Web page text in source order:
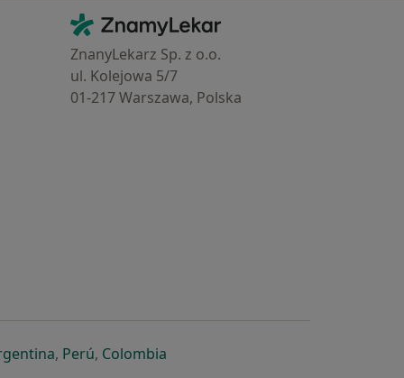
Kontakt
ZnamyLekar - Hlavní stránka
ZnanyLekarz Sp. z o.o.
ul. Kolejowa 5/7
01-217 Warszawa, Polska
záložce
nové záložce
v nové záložce
se otevře v nové záložce
, Perúse otevře v nové záložce
, Colombiase otevře v nové záložce